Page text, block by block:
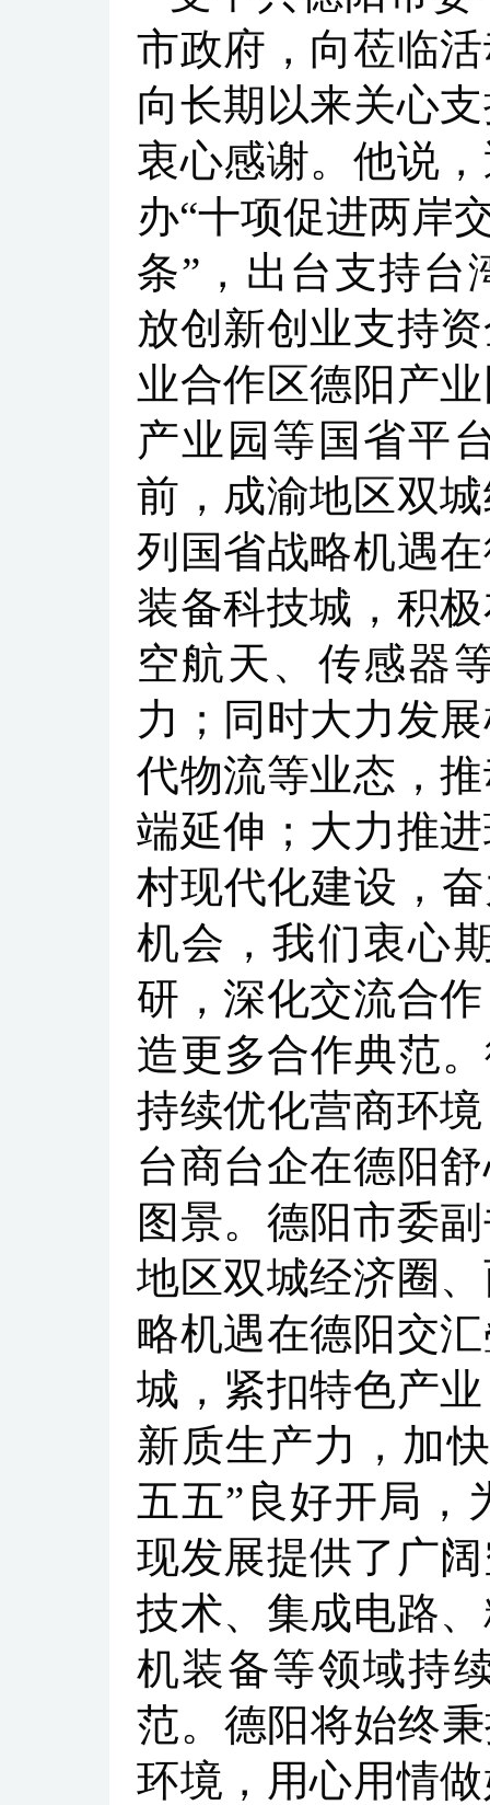
市政府，向莅临
向长期以来关心
衷心感谢。他说
办“十项促进两岸
条”，出台支持台
放创新创业支持
业合作区德阳产
产业园等国省平
前，成渝地区双
列国省战略机遇
装备科技城，积
空航天、传感器
力；同时大力发
代物流等业态，
端延伸；大力推
村现代化建设，
机会，我们衷心
研，深化交流合
造更多合作典范
持续优化营商环
台商台企在德阳
图景。德阳市委
地区双城经济圈
略机遇在德阳交
城，紧扣特色产
新质生产力，加
五五”良好开局，
现发展提供了广
技术、集成电路
机装备等领域持
范。德阳将始终
环境，用心用情